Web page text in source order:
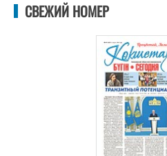
СВЕЖИЙ НОМЕР